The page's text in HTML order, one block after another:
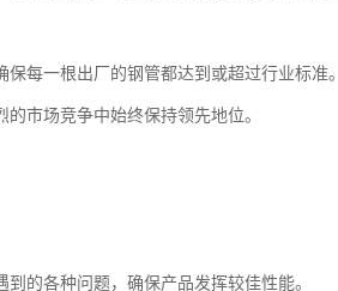
每一根出厂的钢管都达到或超过行业标准。
市场竞争中始终保持领先地位。
的各种问题，确保产品发挥较佳性能。